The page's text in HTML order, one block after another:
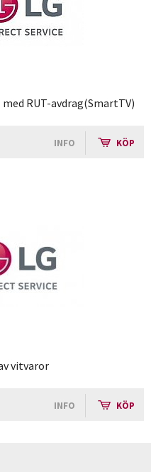
RUT-avdrag(SmartTV)
INFO KÖP
vitvaror
INFO KÖP